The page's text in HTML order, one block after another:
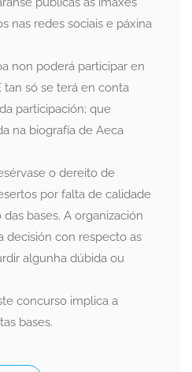
nas redes sociais e páxina
non poderá participar en
tan só se terá en conta
participación; que
na biografía de Aeca
o dereito de
por falta de calidade
bases. A organización
decisión con respecto as
algunha dúbida ou
concurso implica a
bases.